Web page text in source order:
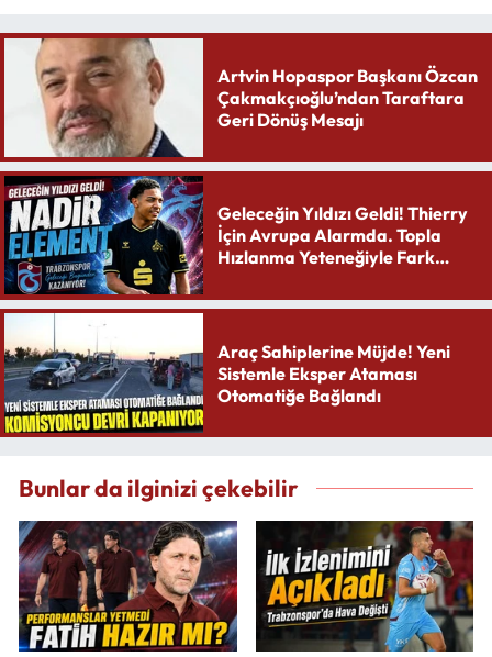
Artvin Hopaspor Başkanı Özcan
Çakmakçıoğlu’ndan Taraftara
Geri Dönüş Mesajı
Geleceğin Yıldızı Geldi! Thierry
İçin Avrupa Alarmda. Topla
Hızlanma Yeteneğiyle Fark
Araç Sahiplerine Müjde! Yeni
Sistemle Eksper Ataması
Otomatiğe Bağlandı
Bunlar da ilginizi çekebilir